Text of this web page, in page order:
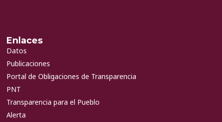
Enlaces
Datos
Publicaciones
Portal de Obligaciones de Transparencia
PNT
Transparencia para el Pueblo
Alerta